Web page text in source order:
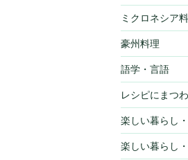
ミクロネシア
豪州料理
語学・言語
レシピにまつ
楽しい暮らし
楽しい暮らし